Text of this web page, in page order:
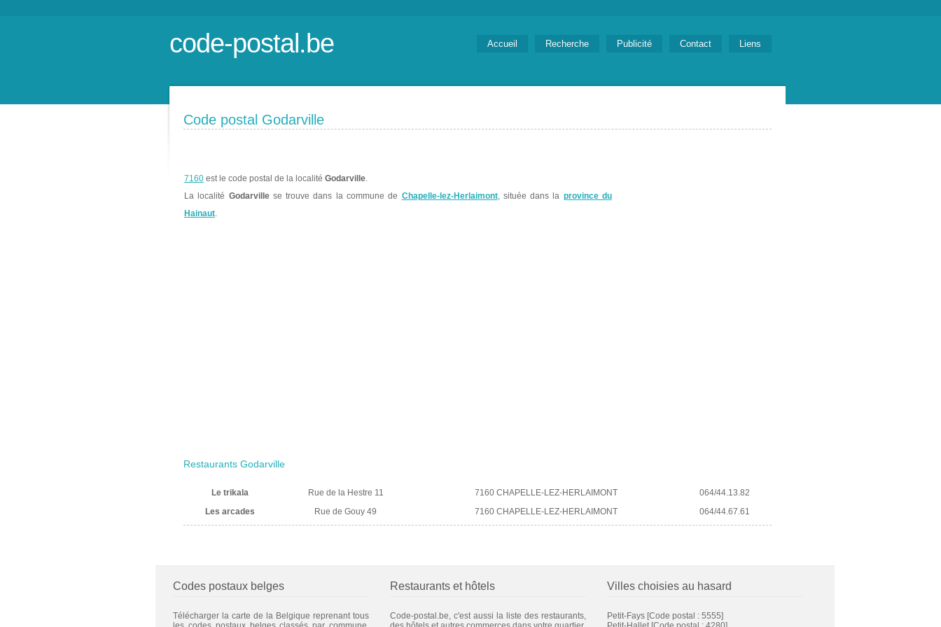
code-postal.be Accueil Recherche Publicité Contact Liens
Code postal Godarville
7160 est le code postal de la localité Godarville.
La localité Godarvillese trouve dans la commune de Chapelle-lez-Herlaimont, située dans la province du
Hainaut.
Restaurants Godarville
Le trikala Rue de la Hestre 11 7160 CHAPELLE-LEZ-HERLAIMONT
064/44.13.82
Les arcades
Rue de Gouy 49 7160 CHAPELLE-LEZ-HERLAIMONT 064/44.67.61
Codes postaux belges
Télécharger la carte de la Belgique reprenant tous
Restaurants et hôtels
Code-postal.be, c'est aussi la liste des restaurants,
Villes choisies au hasard
Petit-Fays [Code postal : 5555]